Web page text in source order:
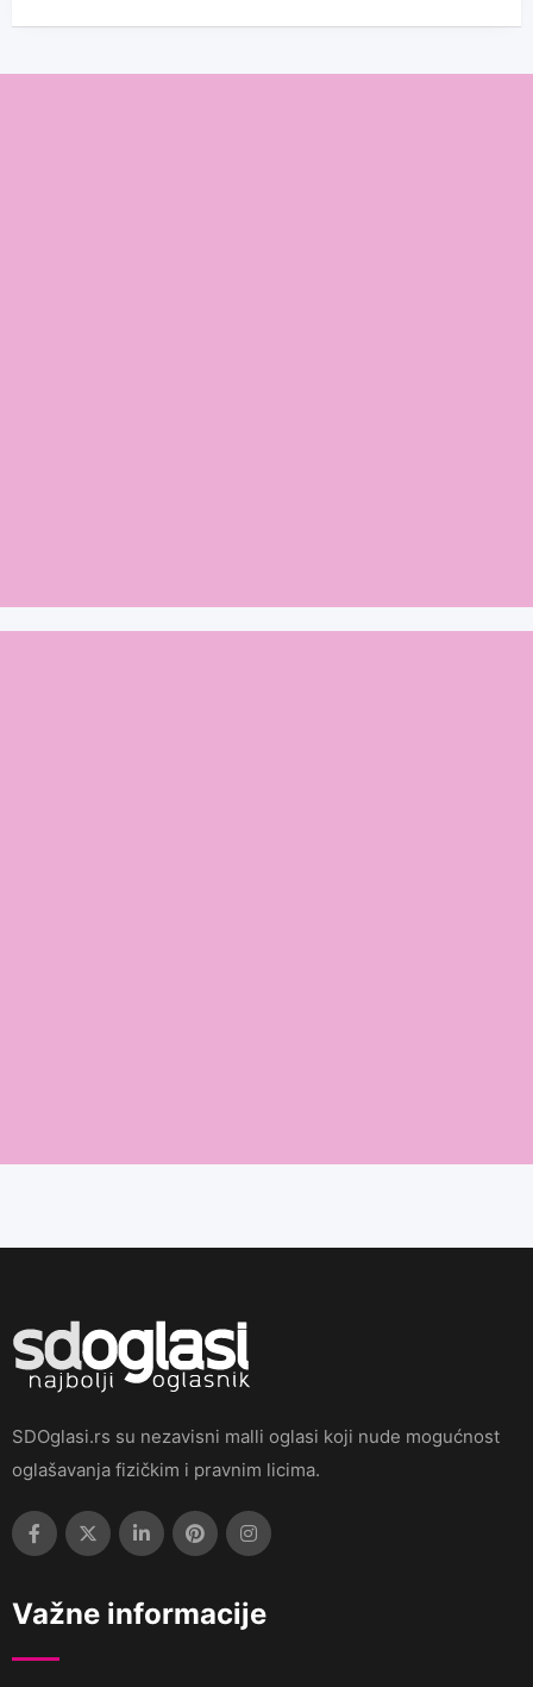
SDOglasi.rs su nezavisni malli oglasi koji nude mogućnost
oglašavanja fizičkim i pravnim licima.
Važne informacije